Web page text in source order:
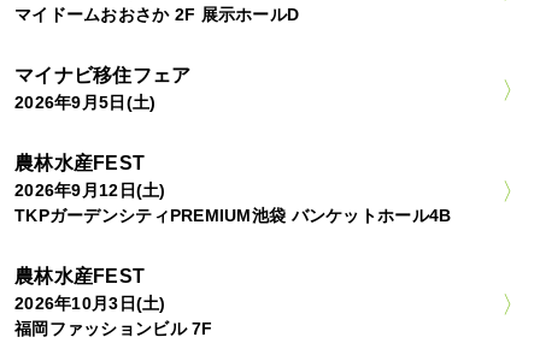
マイドームおおさか 2F 展示ホールD
マイナビ移住フェア
2026年9月5日(土)
農林水産FEST
2026年9月12日(土)
TKPガーデンシティPREMIUM池袋 バンケットホール4B
農林水産FEST
2026年10月3日(土)
福岡ファッションビル 7F